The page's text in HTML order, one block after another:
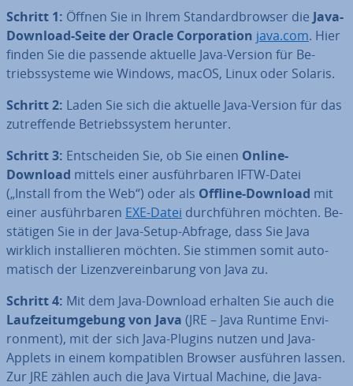
Schritt 1: Öffnen Sie in Ihrem Stan­dard­brow­ser die Java-
Download-Seite der Oracle Cor­po­ra­ti­on java.com. Hier
finden Sie die passende aktuelle Java-Version für Be­
triebs­sys­te­me wie Windows, macOS, Linux oder Solaris.
Schritt 2: Laden Sie sich die aktuelle Java-Version für das
zu­tref­fen­de Be­triebs­sys­tem herunter.
Schritt 3: Ent­schei­den Sie, ob Sie einen Online-
Download mittels einer aus­führ­ba­ren IFTW-Datei
(„Install from the Web“) oder als Offline-Download mit
einer aus­führ­ba­ren EXE-Datei durch­füh­ren möchten. Be­
stä­ti­gen Sie in der Java-Setup-Abfrage, dass Sie Java
wirklich in­stal­lie­ren möchten. Sie stimmen somit au­to­
ma­tisch der Li­zenz­ver­ein­ba­rung von Java zu.
Schritt 4: Mit dem Java-Download erhalten Sie auch die
Lauf­zeit­um­ge­bung von Java (JRE – Java Runtime En­vi­
ron­ment), mit der sich Java-Plugins nutzen und Java-
Applets in einem kom­pa­ti­blen Browser ausführen lassen.
Zur JRE zählen auch die Java Virtual Machine, die Java-